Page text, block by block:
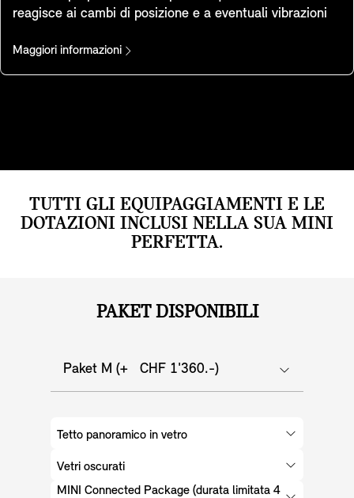
reagisce ai cambi di posizione e a eventuali vibrazioni
emergenza lampeggianti. Una luce nello specchietto
interno indica che il sistema è stato attivato.
Maggiori informazioni
TUTTI GLI EQUIPAGGIAMENTI E LE
DOTAZIONI INCLUSI NELLA SUA MINI
PERFETTA.
PAKET DISPONIBILI
Paket M (+ CHF 1'360.-)
Tetto panoramico in vetro
Vetri oscurati
MINI Connected Package (durata limitata 4